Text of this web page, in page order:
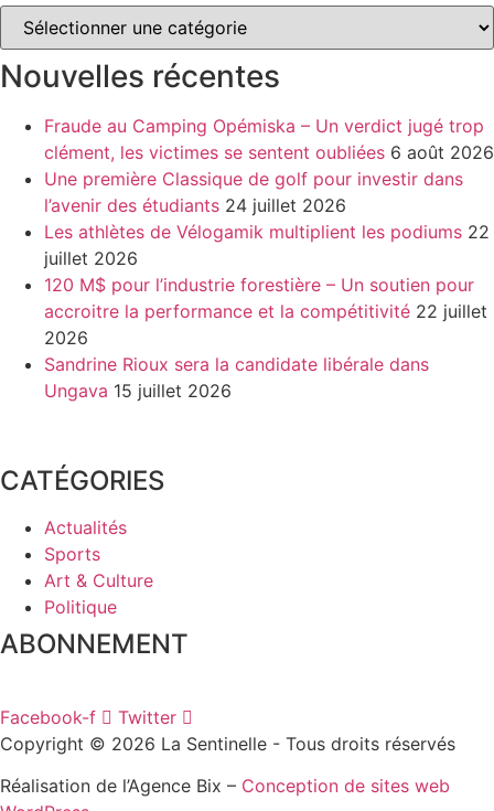
Archives
des
articles
en
ligne
Nouvelles récentes
Fraude au Camping Opémiska – Un verdict jugé trop
clément, les victimes se sentent oubliées 6 août 2026
Une première Classique de golf pour investir dans
l’avenir des étudiants 24 juillet 2026
Les athlètes de Vélogamik multiplient les podiums 22
juillet 2026
120 M$ pour l’industrie forestière – Un soutien pour
accroitre la performance et la compétitivité 22 juillet
2026
Sandrine Rioux sera la candidate libérale dans
Ungava 15 juillet 2026
CATÉGORIES
Actualités
Sports
Art & Culture
Politique
ABONNEMENT
Facebook-f
Twitter
Copyright © 2026 La Sentinelle - Tous droits réservés
Réalisation de l’Agence Bix – Conception de sites web